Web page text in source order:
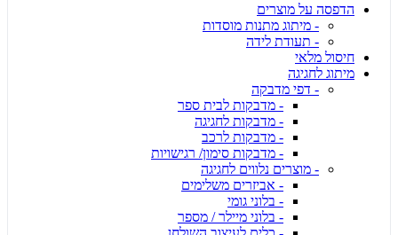
הדפסה על מוצרים
- מיתוג מתנות מוסדות
- תעודת לידה
חיסול מלאי
מיתוג לחגיגה
- דפי מדבקה
- מדבקות לבית ספר
- מדבקות לחגיגה
- מדבקות לרכב
- מדבקות סימון/ רגישויות
- מוצרים נלווים לחגיגה
- אביזרים משלימים
- בלוני גומי
- בלוני מיילר / מספר